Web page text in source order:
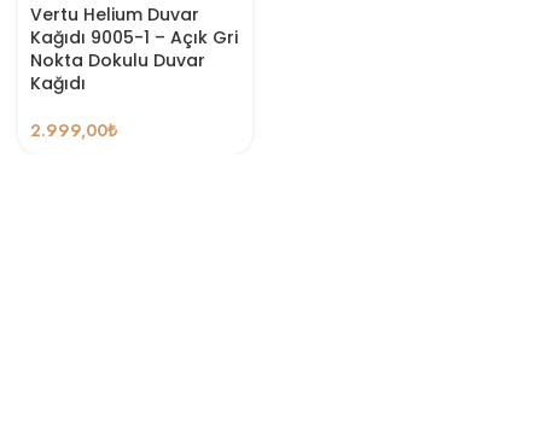
Vertu Helium Duvar
Kağıdı 9005-1 – Açık Gri
Nokta Dokulu Duvar
Kağıdı
2.999,00₺